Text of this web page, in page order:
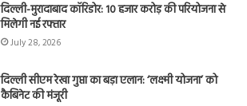
दिल्ली-मुरादाबाद कॉरिडोर: 10 हजार करोड़ की परियोजना से
मिलेगी नई रफ्तार
July 28, 2026
दिल्ली सीएम रेखा गुप्ता का बड़ा एलान: ‘लक्ष्मी योजना’ को
कैबिनेट की मंजूरी